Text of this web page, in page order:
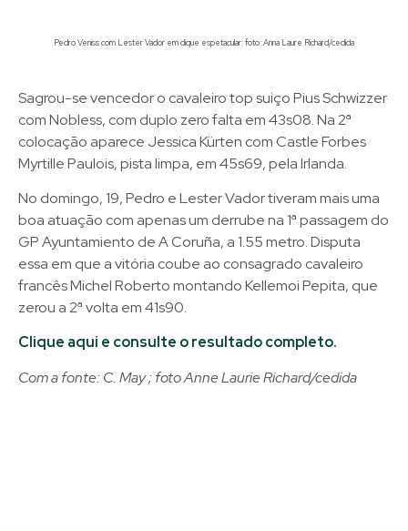
Pedro Veniss com Lester Vador em clique espetacular: foto: Anna Laure Richard/cedida
Sagrou-se vencedor o cavaleiro top suiço Pius Schwizzer
com Nobless, com duplo zero falta em 43s08. Na 2ª
colocação aparece Jessica Kürten com Castle Forbes
Myrtille Paulois, pista limpa, em 45s69, pela Irlanda.
No domingo, 19, Pedro e Lester Vador tiveram mais uma
boa atuação com apenas um derrube na 1ª passagem do
GP Ayuntamiento de A Coruña, a 1.55 metro. Disputa
essa em que a vitória coube ao consagrado cavaleiro
francês Michel Roberto montando Kellemoi Pepita, que
zerou a 2ª volta em 41s90.
Clique aqui e consulte o resultado completo.
Com a fonte: C. May ; foto Anne Laurie Richard/cedida